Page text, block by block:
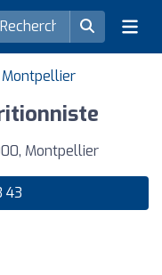
Montpellier
43